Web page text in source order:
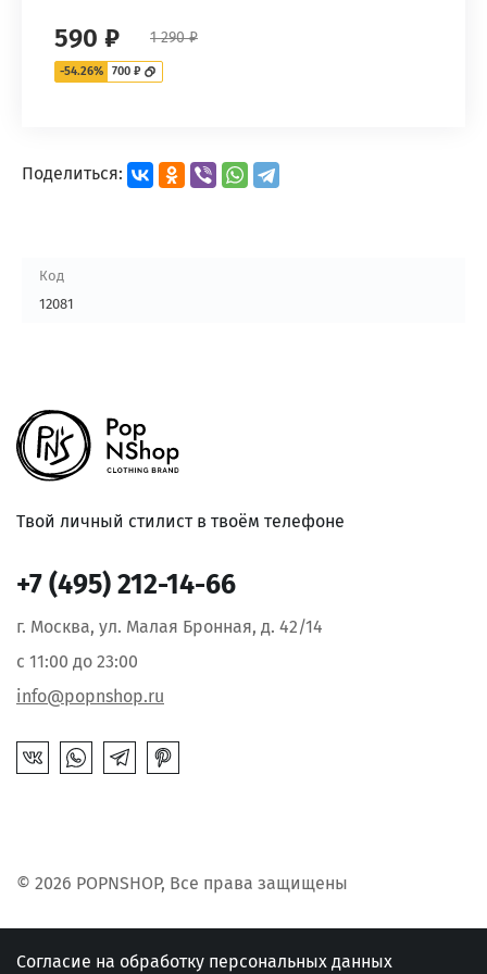
590 ₽ 1 290 ₽
-54.26% 700 ₽
Поделиться:
Код
12081
Твой личный стилист в твоём телефоне
© 2026 POPNSHOP, Все права защищены
+7 (495) 212-14-66
г. Москва, ул. Малая Бронная, д. 42/14
с 11:00 до 23:00
info@popnshop.ru
Согласие на обработку персональных данных